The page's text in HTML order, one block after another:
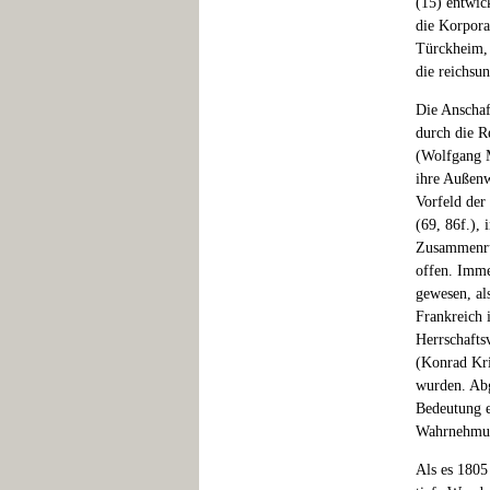
die
Türckheim,
die
Die
durch die
(Wolfgang
ihre
Vorfeld der
(69, 86f.),
offen.
gewesen,
Frankreich
(Konrad
wurden.
Bedeutung
Als es